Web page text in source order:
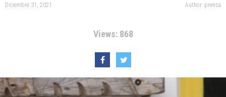
Diciembre 31, 2021 Author: prensa
Views: 868